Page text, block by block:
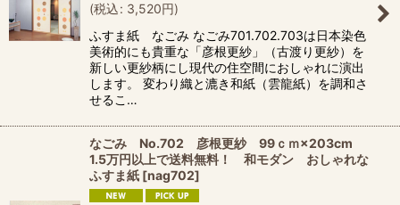
(税込: 3,520円)
ふすま紙 なごみ なごみ701.702.703は日本染色
美術的にも貴重な「彦根更紗」（古渡り更紗）を
新しい更紗柄にし現代の住空間におしゃれに演出
します。 変わり織と漉き和紙（雲龍紙）を調和さ
せるこ…
なごみ No.702 彦根更紗 99ｃｍ×203cm
1.5万円以上で送料無料！ 和モダン おしゃれな
ふすま紙 [nag702]